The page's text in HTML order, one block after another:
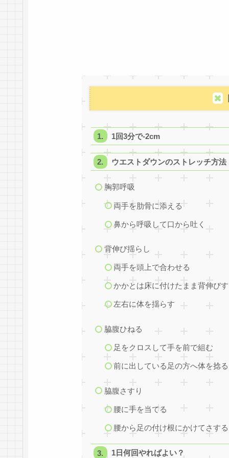
1回3分で-2cm
ウエストダウンのストレッチ方法
胸郭呼吸
両手を肋骨に添える
鼻から呼吸して口から吐く
背伸び揺らし
両手を頭上で合わせる
かかとは床に付けたまま背伸び
左右に体を揺らす
脇腹ひねる
足をクロスして手を前で組む
前に出している足の方へ体を捻る
脇腹さすり
腰に手を当てる
腰から足の付け根にかけてさする
1日何回やればよい？